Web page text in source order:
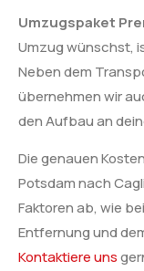
Umzugspaket
Umzug wünschst,
Neben dem
übernehmen wir
den Aufbau an
Die genauen
Potsdam nach
Faktoren ab, wie
Entfernung und
Kontaktiere uns